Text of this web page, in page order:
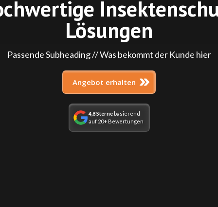
Lösungen
Passende Subheading // Was bekommt der Kunde hier
Angebot erhalten
4,8 Sternebasierend
auf 20+ Bewertungen